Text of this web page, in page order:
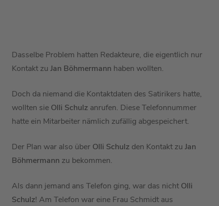
Dasselbe Problem hatten Redakteure, die eigentlich nur
Kontakt zu Jan Böhmermann haben wollten.
Doch da niemand die Kontaktdaten des Satirikers hatte,
wollten sie Olli Schulz anrufen. Diese Telefonnummer
hatte ein Mitarbeiter nämlich zufällig abgespeichert.
Der Plan war also über Olli Schulz den Kontakt zu Jan
Böhmermann zu bekommen.
Als dann jemand ans Telefon ging, war das nicht Olli
Schulz! Am Telefon war eine Frau Schmidt aus